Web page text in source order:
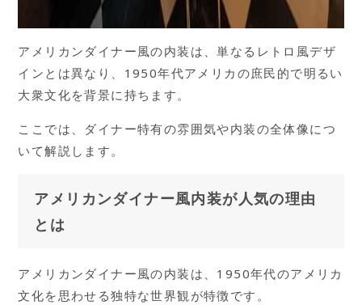
アメリカンダイナー風の内装は、単なるレトロ風デザ
インとは異なり、1950年代アメリカの庶民的で明るい
大衆文化を背景に持ちます。
ここでは、ダイナー特有の雰囲気や内装の全体像につ
いて解説します。
アメリカンダイナー風内装が人気の理由
とは
アメリカンダイナー風の内装は、1950年代のアメリカ
文化を思わせる独特な世界観が特徴です。